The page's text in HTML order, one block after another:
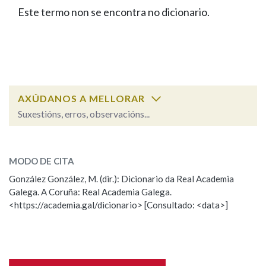
FIGURAS HOMENAXEADAS
PORTAL DAS PALABRAS
Facebook
TwitterYoutubeInstagram
Bluesky
BUSCAR NOS LEMAS
Remata por
BUSCAR NO CONTIDO
Nas definicións
Este termo non se encontra no dicionario.
AXÚDANOS A MELLORAR
Suxestións, erros, observacións...
Observación
Nome
MODO DE CITA
González González, M. (dir.): Dicionario da Real Academia
Galega. A Coruña: Real Academia Galega.
<https://academia.gal/dicionario> [Consultado: <data>]